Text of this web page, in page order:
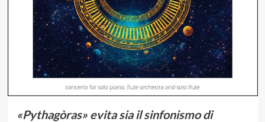
«Pythagòras» evita sia il sinfonismo di